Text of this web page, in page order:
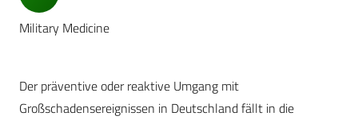
Military Medicine
Der präventive oder reaktive Umgang mit
Großschadensereignissen in Deutschland fällt in die